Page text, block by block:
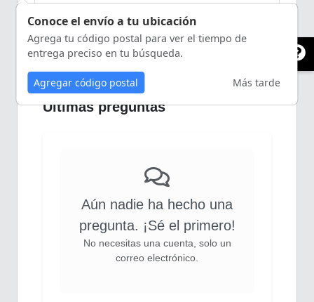
0/255
Últimas preguntas
Aún nadie ha hecho una
pregunta. ¡Sé el primero!
No necesitas una cuenta, solo un
correo electrónico.
Conoce el envío a tu ubicación
Agrega tu código postal para ver el tiempo de
entrega preciso en tu búsqueda.
Agregar código postal Más tarde